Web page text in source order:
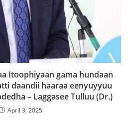
Itoophiyaan gama hundaan
daandii haaraa eenyuyyuu
– Laggasee Tulluu (Dr.)
April 3, 2025